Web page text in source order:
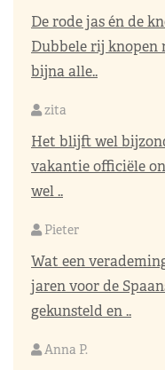
De rode jas én de
Dubbele rij knopen
bijna alle..
zita
Het blijft wel
vakantie officiële
wel ..
Pieter
Wat een
jaren voor de
gekunsteld en ..
Anna P.